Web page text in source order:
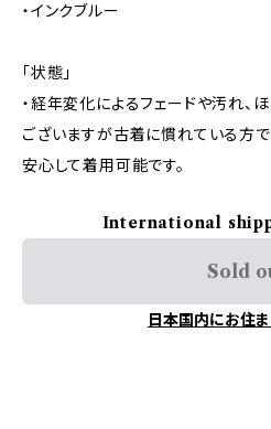
・インクブルー
「状態」
・経年変化によるフェードや汚れ、
ございますが古着に慣れている方
安心して着用可能です。
International
Sold
日本国内にお住